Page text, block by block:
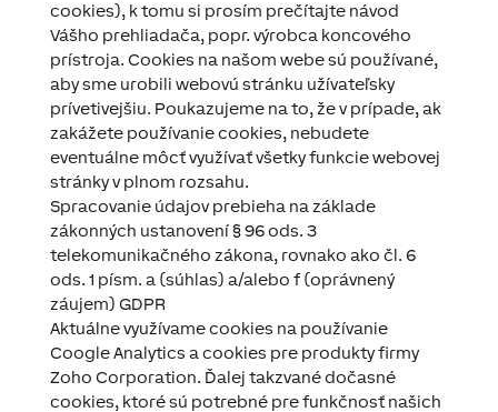
cookies), k tomu si prosím prečítajte návod
Vášho prehliadača, popr. výrobca koncového
prístroja. Cookies na našom webe sú používané,
aby sme urobili webovú stránku užívateľsky
prívetivejšiu. Poukazujeme na to, že v prípade, ak
zakážete používanie cookies, nebudete
eventuálne môcť využívať všetky funkcie webovej
stránky v plnom rozsahu.
Spracovanie údajov prebieha na základe
zákonných ustanovení § 96 ods. 3
telekomunikačného zákona, rovnako ako čl. 6
ods. 1 písm. a (súhlas) a/alebo f (oprávnený
záujem) GDPR
Aktuálne využívame cookies na používanie
Coogle Analytics a cookies pre produkty firmy
Zoho Corporation. Ďalej takzvané dočasné
cookies, ktoré sú potrebné pre funkčnosť našich